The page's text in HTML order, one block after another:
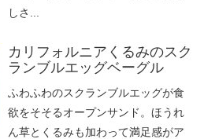
しさ...
カリフォルニアくるみのスク
ランブルエッグベーグル
ふわふわのスクランブルエッグが食
欲をそそるオープンサンド。ほうれ
ん草とくるみも加わって満足感がア